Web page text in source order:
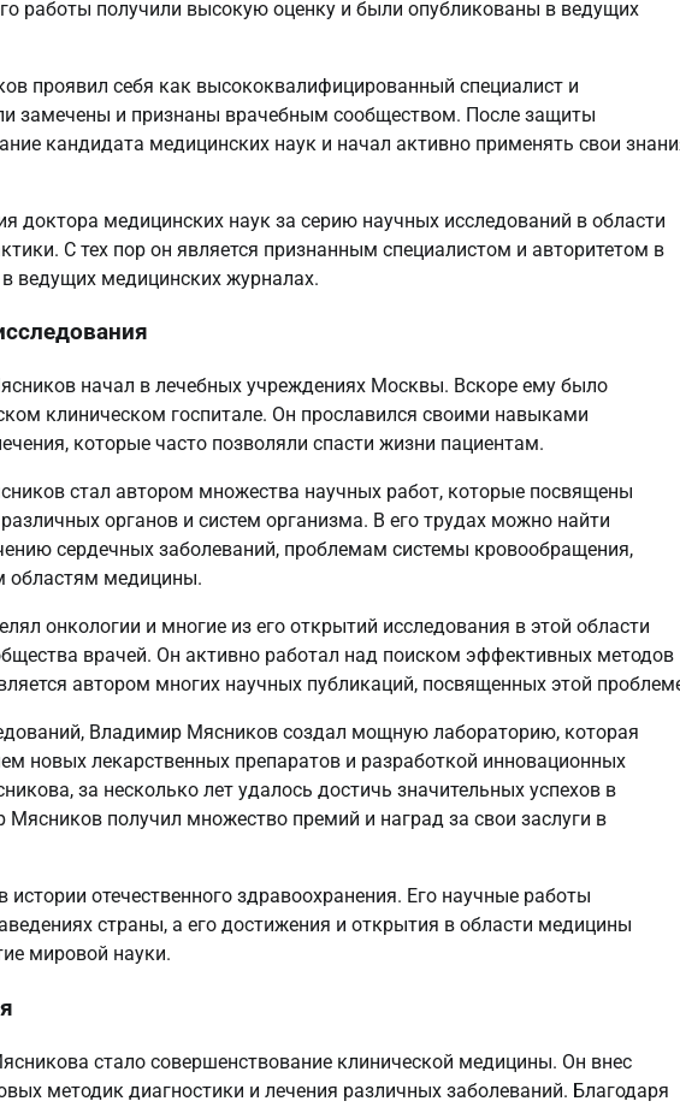
работы получили высокую оценку и были опубликованы в ведущих
проявил себя как высококвалифицированный специалист и
замечены и признаны врачебным сообществом. После защиты
кандидата медицинских наук и начал активно применять свои
доктора медицинских наук за серию научных исследований в области
С тех пор он является признанным специалистом и авторитетом в
ведущих медицинских журналах.
начал в лечебных учреждениях Москвы. Вскоре ему было
клиническом госпитале. Он прославился своими навыками
которые часто позволяли спасти жизни пациентам.
стал автором множества научных работ, которые посвящены
органов и систем организма. В его трудах можно найти
сердечных заболеваний, проблемам системы кровообращения,
областям медицины.
онкологии и многие из его открытий исследования в этой области
врачей. Он активно работал над поиском эффективных методов
автором многих научных публикаций, посвященных этой
Владимир Мясников создал мощную лабораторию, которая
новых лекарственных препаратов и разработкой инновационных
за несколько лет удалось достичь значительных успехов в
получил множество премий и наград за свои заслуги в
отечественного здравоохранения. Его научные работы
страны, а его достижения и открытия в области медицины
мировой науки.
стало совершенствование клинической медицины. Он внес
методик диагностики и лечения различных заболеваний. Благодаря